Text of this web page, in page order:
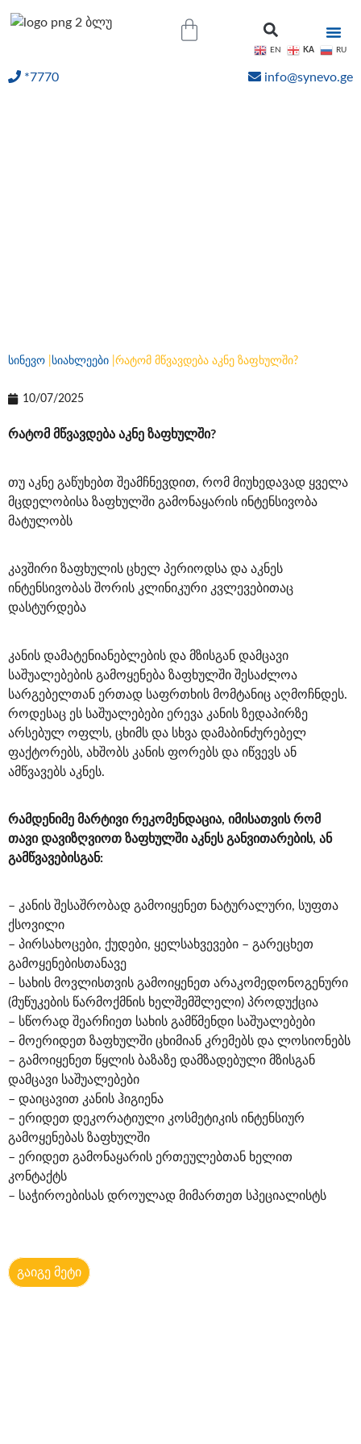
*7770 info@synevo.ge
სინევო სიახლეები რატომ მწვავდება აკნე ზაფხულში?
10/07/2025
რატომ მწვავდება აკნე ზაფხულში?
თუ აკნე გაწუხებთ შეამჩნევდით, რომ მიუხედავად ყველა
მცდელობისა ზაფხულში გამონაყარის ინტენსივობა
მატულობს
კავშირი ზაფხულის ცხელ პერიოდსა და აკნეს
ინტენსივობას შორის კლინიკური კვლევებითაც
დასტურდება
კანის დამატენიანებლების და მზისგან დამცავი
საშუალებების გამოყენება ზაფხულში შესაძლოა
სარგებელთან ერთად საფრთხის მომტანიც აღმოჩნდეს.
როდესაც ეს საშუალებები ერევა კანის ზედაპირზე
არსებულ ოფლს, ცხიმს და სხვა დამაბინძურებელ
ფაქტორებს, ახშობს კანის ფორებს და იწვევს ან
ამწვავებს აკნეს.
რამდენიმე მარტივირეკომენდაცია, იმისათვის რომ
თავი დავიზღვიოთ ზაფხულში აკნეს განვითარების, ან
გამწვავებისგან:
– კანის შესაშრობად გამოიყენეთ ნატურალური, სუფთა
ქსოვილი
– პირსახოცები, ქუდები, ყელსახვევები – გარეცხეთ
გამოყენებისთანავე
– სახის მოვლისთვის გამოიყენეთ არაკომედონოგენური
(მუწუკების წარმოქმნის ხელშემშლელი) პროდუქცია
– სწორად შეარჩიეთ სახის გამწმენდი საშუალებები
– მოერიდეთ ზაფხულში ცხიმიან კრემებს და ლოსიონებს
– გამოიყენეთ წყლის ბაზაზე დამზადებული მზისგან
დამცავი საშუალებები
– დაიცავით კანის ჰიგიენა
– ერიდეთ დეკორატიული კოსმეტიკის ინტენსიურ
გამოყენებას ზაფხულში
– ერიდეთ გამონაყარის ერთეულებთან ხელით
კონტაქტს
– საჭიროებისას დროულად მიმართეთ სპეციალისტს
გაიგე მეტი
EN KA RU